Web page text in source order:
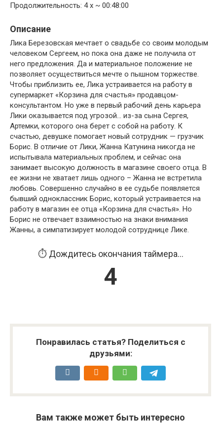
Продолжительность: 4 x ~ 00:48:00
Описание
Лика Березовская мечтает о свадьбе со своим молодым
человеком Сергеем, но пока она даже не получила от
него предложения. Да и материальное положение не
позволяет осуществиться мечте о пышном торжестве.
Чтобы приблизить ее, Лика устраивается на работу в
супермаркет «Корзина для счастья» продавцом-
консультантом. Но уже в первый рабочий день карьера
Лики оказывается под угрозой… из-за сына Сергея,
Артемки, которого она берет с собой на работу. К
счастью, девушке помогает новый сотрудник — грузчик
Борис. В отличие от Лики, Жанна Катунина никогда не
испытывала материальных проблем, и сейчас она
занимает высокую должность в магазине своего отца. В
ее жизни не хватает лишь одного – Жанна не встретила
любовь. Совершенно случайно в ее судьбе появляется
бывший одноклассник Борис, который устраивается на
работу в магазин ее отца «Корзина для счастья». Но
Борис не отвечает взаимностью на знаки внимания
Жанны, а симпатизирует молодой сотруднице Лике.
⏱️ Дождитесь окончания таймера...
3
Понравилась статья? Поделиться с
друзьями:
Вам также может быть интересно